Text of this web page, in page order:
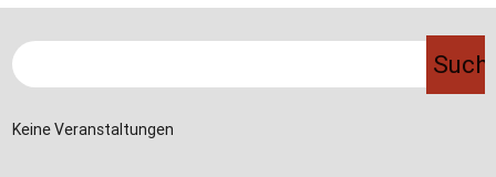
Keine Veranstaltungen